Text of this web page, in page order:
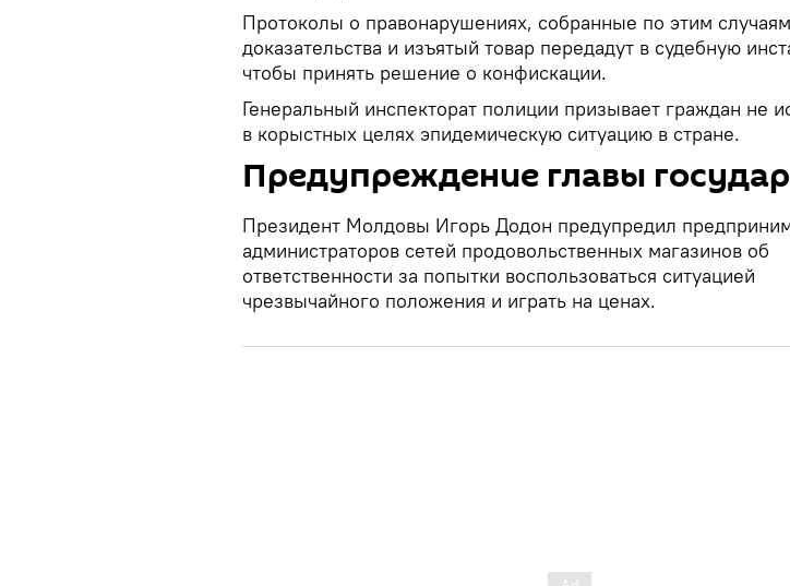
Протоколы о правонарушениях, собранные по этим случаям
доказательства и изъятый товар передадут в судебную
чтобы принять решение о конфискации.
Генеральный инспекторат полиции призывает граждан не
в корыстных целях эпидемическую ситуацию в стране.
Предупреждение главы
Президент Молдовы Игорь Додон предупредил
администраторов сетей продовольственных магазинов об
ответственности за попытки воспользоваться ситуацией
чрезвычайного положения и играть на ценах.